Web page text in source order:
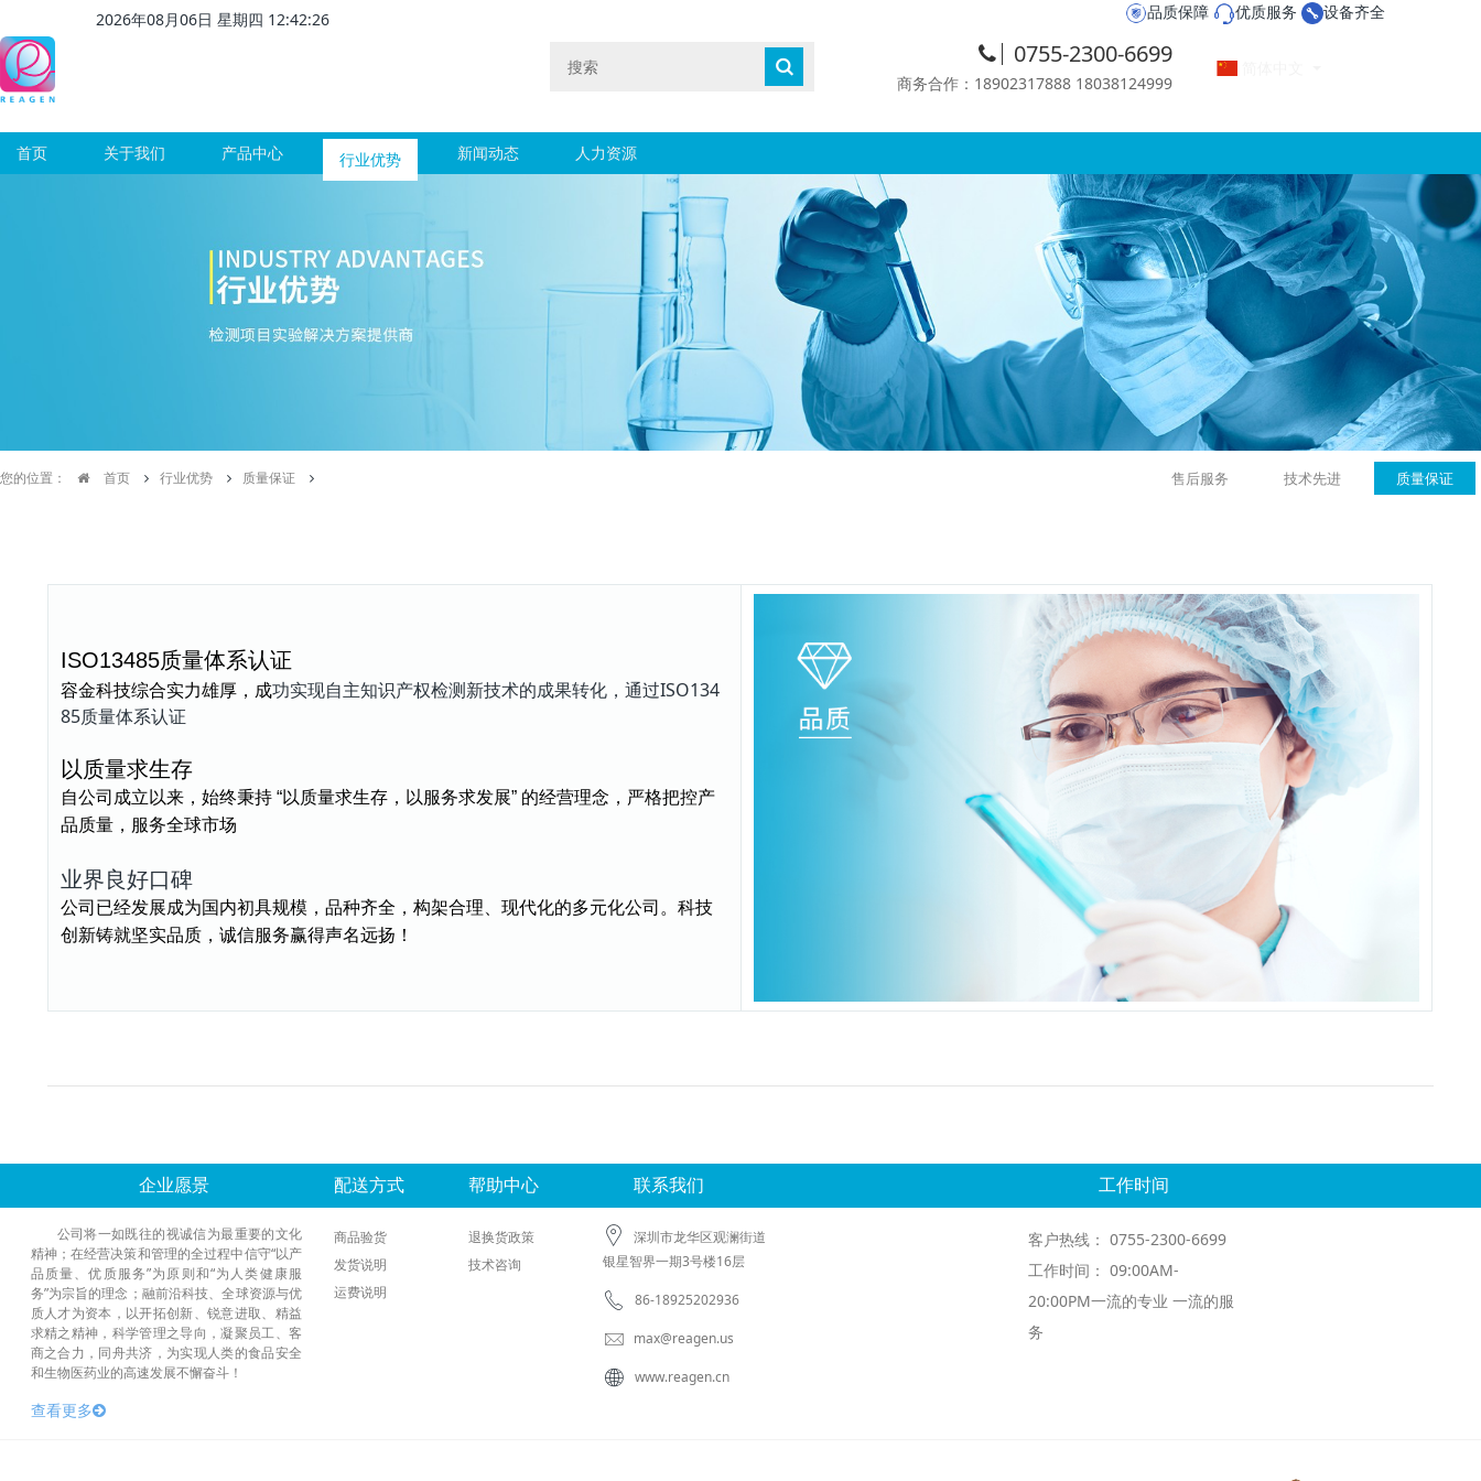
2026年08月06日 星期四 12:42:26 品质保障 优质服务 设备齐全
0755-2300-6699
商务合作：18902317888 18038124999
首页 关于我们 产品中心 行业优势 新闻动态 人力资源
您的位置： 首页 行业优势 质量保证 售后服务 技术先进 质量保证
ISO13485质量体系认证
容金科技综合实力雄厚，成功实现自主知识产权检测新技术的成果转化，通过ISO134
85质量体系认证
以质量求生存
自公司成立以来，始终秉持 “以质量求生存，以服务求发展” 的经营理念，严格把控产
品质量，服务全球市场
业界良好口碑
公司已经发展成为国内初具规模，品种齐全，构架合理、现代化的多元化公司。科技
创新铸就坚实品质，诚信服务赢得声名远扬！
企业愿景
公司将一如既往的视诚信为最重要的文化
精神；在经营决策和管理的全过程中信守“以产
品质量、优质服务”为原则和“为人类健康服
务”为宗旨的理念；融前沿科技、全球资源与优
质人才为资本，以开拓创新、锐意进取、精益
求精之精神，科学管理之导向，凝聚员工、客
商之合力，同舟共济，为实现人类的食品安全
和生物医药业的高速发展不懈奋斗！
查看更多
配送方式
商品验货
发货说明
运费说明
帮助中心
退换货政策
技术咨询
联系我们
深圳市龙华区观澜街道
银星智界一期3号楼16层
86-18925202936
max@reagen.us
www.reagen.cn
工作时间
客户热线： 0755-2300-6699
工作时间： 09:00AM-
20:00PM一流的专业 一流的服
务